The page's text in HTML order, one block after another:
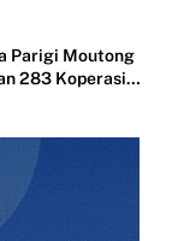
Parigi Moutong
283 Koperasi